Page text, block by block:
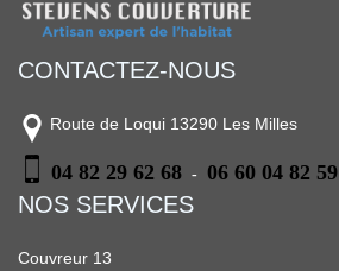
CONTACTEZ-NOUS
Route de Loqui 13290 Les Milles
04 82 29 62 68 - 06 60 04 82 59
NOS SERVICES
Couvreur 13